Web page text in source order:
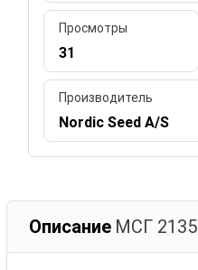
Просмотры
31
Производитель
Nordic Seed A/S
Описание МСГ 2135